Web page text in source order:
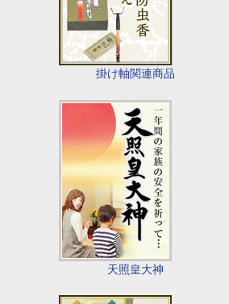
掛け軸関連商品
天照皇大神